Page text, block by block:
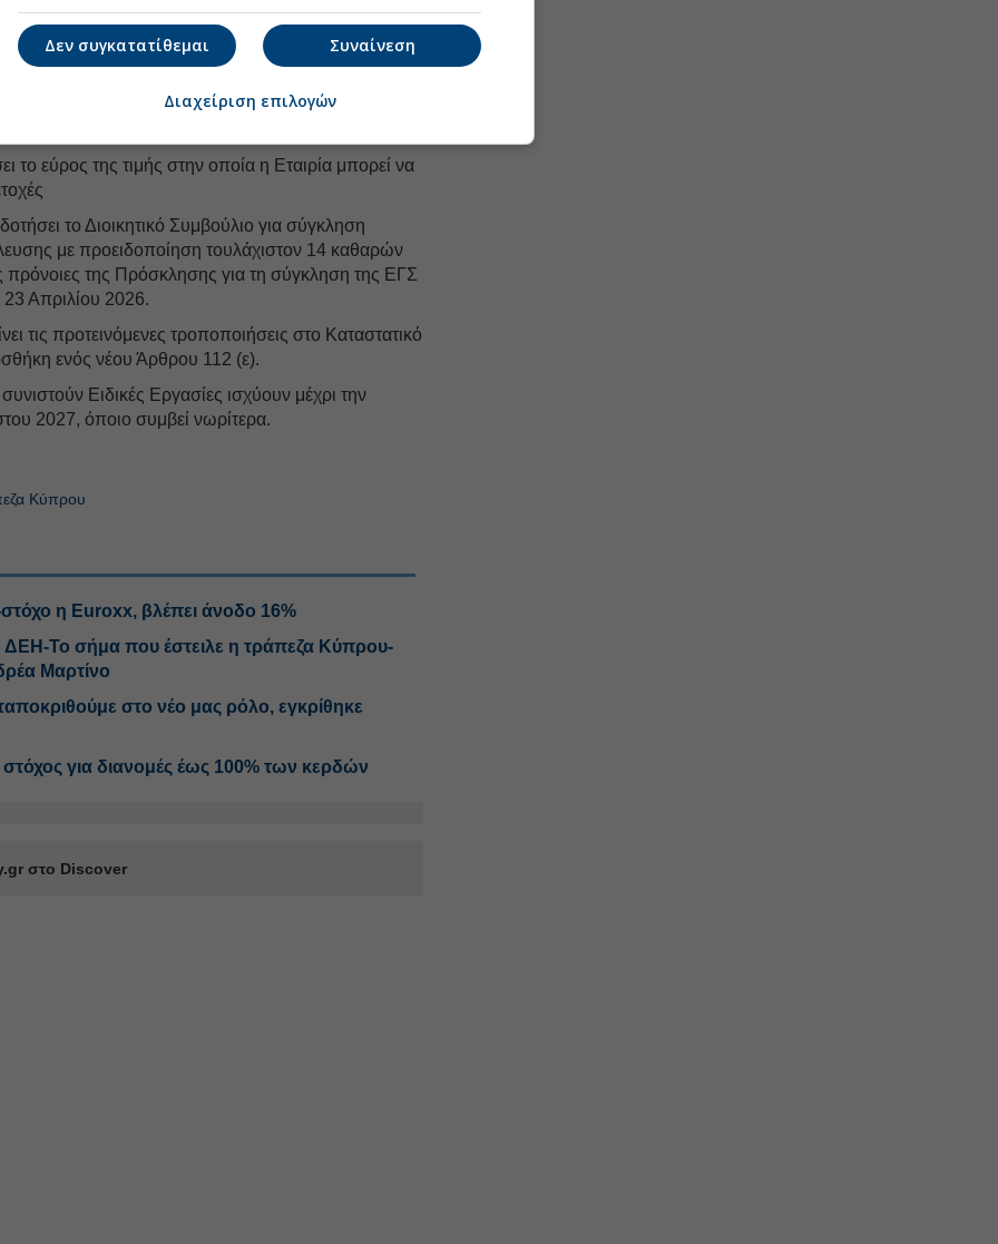
το Διοικητικό Συμβούλιο για τη μη εφαρμογή
προτίμησης ως το Άρθρο 1022 του Companies
εκδόθηκαν σύμφωνα με το Ψήφισμα 10
το Διοικητικό Συμβούλιο για απόκτηση
από την αγορά
το εύρος της τιμής στην οποία η Εταιρία μπορεί να
το Διοικητικό Συμβούλιο για σύγκληση
με προειδοποίηση τουλάχιστον 14 καθαρών
της Πρόσκλησης για τη σύγκληση της ΕΓΣ
Απριλίου 2026.
τις προτεινόμενες τροποποιήσεις στο Καταστατικό
ενός νέου Άρθρου 112 (ε).
Ειδικές Εργασίες ισχύουν μέχρι την
2027, όποιο συμβεί νωρίτερα.
Κύπρου
η Euroxx, βλέπει άνοδο 16%
ΔΕΗ-Το σήμα που έστειλε η τράπεζα Κύπρου-
Μαρτίνο
στο νέο μας ρόλο, εγκρίθηκε
για διανομές έως 100% των κερδών
στο Discover
Συναίνεση
Δεν συγκατατίθεμαι
Διαχείριση επιλογών